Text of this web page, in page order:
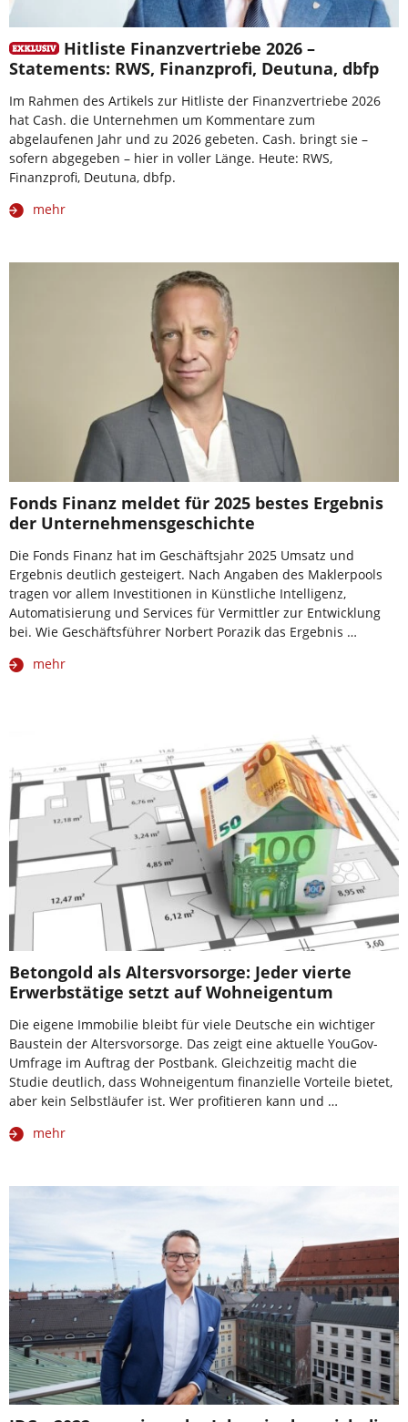
Hitliste Finanzvertriebe 2026 –
Statements: RWS, Finanzprofi, Deutuna, dbfp
Im Rahmen des Artikels zur Hitliste der Finanzvertriebe 2026
hat Cash. die Unternehmen um Kommentare zum
abgelaufenen Jahr und zu 2026 gebeten. Cash. bringt sie –
sofern abgegeben – hier in voller Länge. Heute: RWS,
Finanzprofi, Deutuna, dbfp.
mehr
Fonds Finanz meldet für 2025 bestes Ergebnis
der Unternehmensgeschichte
Die Fonds Finanz hat im Geschäftsjahr 2025 Umsatz und
Ergebnis deutlich gesteigert. Nach Angaben des Maklerpools
tragen vor allem Investitionen in Künstliche Intelligenz,
Automatisierung und Services für Vermittler zur Entwicklung
bei. Wie Geschäftsführer Norbert Porazik das Ergebnis …
mehr
Betongold als Altersvorsorge: Jeder vierte
Erwerbstätige setzt auf Wohneigentum
Die eigene Immobilie bleibt für viele Deutsche ein wichtiger
Baustein der Altersvorsorge. Das zeigt eine aktuelle YouGov-
Umfrage im Auftrag der Postbank. Gleichzeitig macht die
Studie deutlich, dass Wohneigentum finanzielle Vorteile bietet,
aber kein Selbstläufer ist. Wer profitieren kann und …
mehr